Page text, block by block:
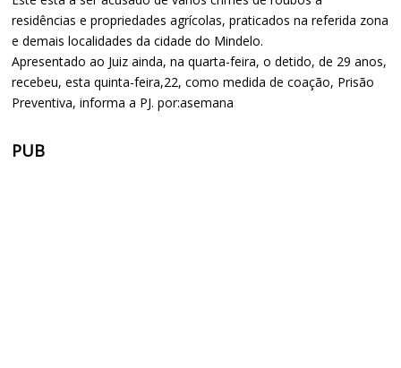
residências e propriedades agrícolas, praticados na referida zona
e demais localidades da cidade do Mindelo.
Apresentado ao Juiz ainda, na quarta-feira, o detido, de 29 anos,
recebeu, esta quinta-feira,22, como medida de coação, Prisão
Preventiva, informa a PJ. por:asemana
PUB